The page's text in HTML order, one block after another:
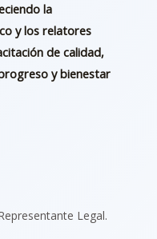
la
y los relatores
de calidad,
y bienestar
Legal.